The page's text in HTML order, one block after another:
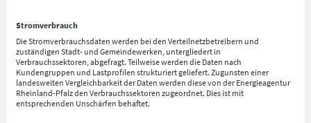
Stromverbrauch
Die Stromverbrauchsdaten werden bei den Verteilnetzbetreibern und
zuständigen Stadt- und Gemeindewerken, untergliedert in
Verbrauchssektoren, abgefragt. Teilweise werden die Daten nach
Kundengruppen und Lastprofilen strukturiert geliefert. Zugunsten einer
landesweiten Vergleichbarkeit der Daten werden diese von der Energieagentur
Rheinland-Pfalz den Verbrauchssektoren zugeordnet. Dies ist mit
entsprechenden Unschärfen behaftet.